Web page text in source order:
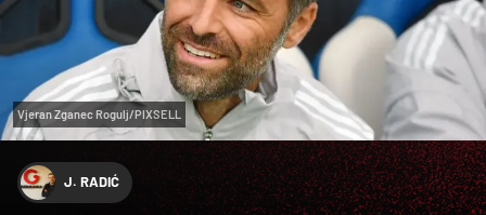
Vjeran Zganec Rogulj/PIXSELL
J. RADIĆ